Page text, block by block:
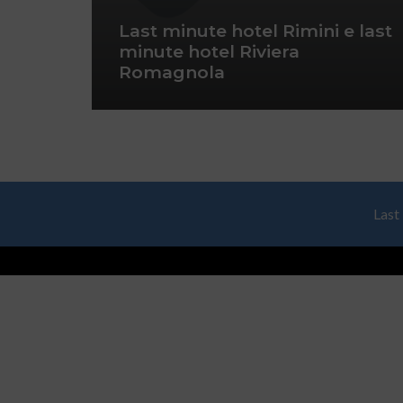
Last minute hotel Rimini e last
minute hotel Riviera
Romagnola